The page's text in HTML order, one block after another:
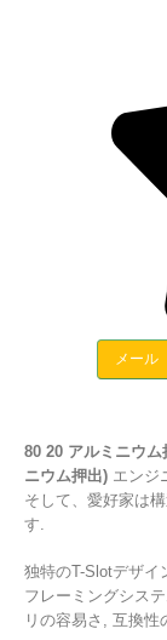
メール
80 20 アルミニウ
ニウム押出) エンジ
そして、愛好家は
す.
独特のT-Slotデザイ
フレーミングシス
リの容易さ, 互換性